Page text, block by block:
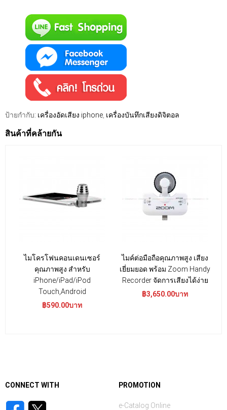
ป้ายกำกับ: เครื่องอัดเสียง iphone เครื่องบันทึกเสียงดิจิตอล
สินค้าที่คล้ายกัน
ไมโครโฟนคอนเดนเซอร์
คุณภาพสูง สำหรับ
iPhone/iPad/iPod
Touch,Android
฿590.00บาท
ไมค์ต่อมือถือคุณภาพสูง เสียง
เยี่ยมยอด พร้อม Zoom Handy
Recorder จัดการเสียงได้ง่าย
฿3,650.00บาท
CONNECT WITH PROMOTION
e-Catalog Online